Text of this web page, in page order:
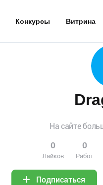
Конкурсы Витрина
На сайте
0
Лайков
0
Работ
Подписаться